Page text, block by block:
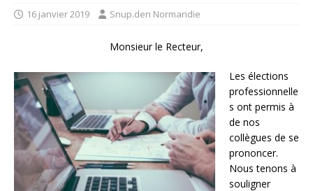
16 janvier 2019 Snup.den Normandie
Monsieur le Recteur,
Les élections
professionnelle
s ont permis à
de nos
collègues de se
prononcer.
Nous tenons à
souligner